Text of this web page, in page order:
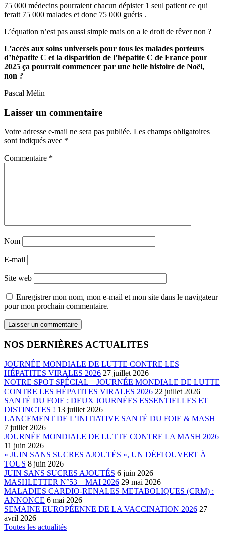
75 000 médecins pourraient chacun dépister 1 seul patient ce qui
ferait 75 000 malades et donc 75 000 guéris .
L’équation n’est pas aussi simple mais on a le droit de rêver non ?
L’accès aux soins universels pour tous les malades porteurs
d’hépatite C et la disparition de l’hépatite C de France pour
2025 ça pourrait commencer par une belle histoire de Noël,
non ?
Pascal Mélin
Laisser un commentaire
Votre adresse e-mail ne sera pas publiée. Les champs obligatoires
sont indiqués avec *
Commentaire *
Nom
E-mail
Site web
Enregistrer mon nom, mon e-mail et mon site dans le navigateur
pour mon prochain commentaire.
NOS DERNIÈRES ACTUALITES
JOURNÉE MONDIALE DE LUTTE CONTRE LES
HÉPATITES VIRALES 2026 27 juillet 2026
NOTRE SPOT SPÉCIAL – JOURNÉE MONDIALE DE LUTTE
CONTRE LES HÉPATITES VIRALES 2026 22 juillet 2026
SANTÉ DU FOIE : DEUX JOURNÉES ESSENTIELLES ET
DISTINCTES ! 13 juillet 2026
LANCEMENT DE L’INITIATIVE SANTÉ DU FOIE & MASH
7 juillet 2026
JOURNÉE MONDIALE DE LUTTE CONTRE LA MASH 2026
11 juin 2026
« JUIN SANS SUCRES AJOUTÉS », UN DÉFI OUVERT À
TOUS 8 juin 2026
JUIN SANS SUCRES AJOUTÉS 6 juin 2026
MASHLETTER N°53 – MAI 2026 29 mai 2026
MALADIES CARDIO-RENALES METABOLIQUES (CRM) :
ANNONCE 6 mai 2026
SEMAINE EUROPÉENNE DE LA VACCINATION 2026 27
avril 2026
Toutes les actualités